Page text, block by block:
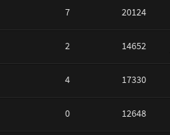
7 20124
2 14652
4 17330
0 12648